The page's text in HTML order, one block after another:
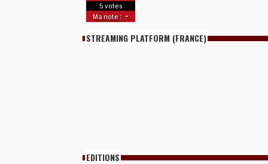
5 votes
Ma note : -
STREAMING PLATFORM (FRANCE)
EDITIONS